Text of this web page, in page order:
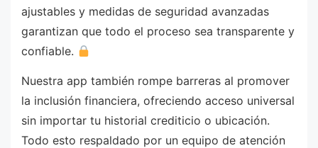
ajustables y medidas de seguridad avanzadas
garantizan que todo el proceso sea transparente y
confiable.
Nuestra app también rompe barreras al promover
la inclusión financiera, ofreciendo acceso universal
sin importar tu historial crediticio o ubicación.
Todo esto respaldado por un equipo de atención